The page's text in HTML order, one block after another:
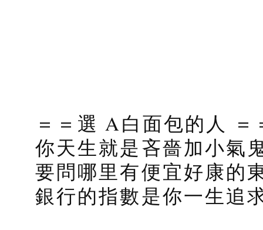
＝＝選 A白面包的人 ＝
你天生就是吝嗇加小氣
要問哪里有便宜好康的
銀行的指數是你一生追